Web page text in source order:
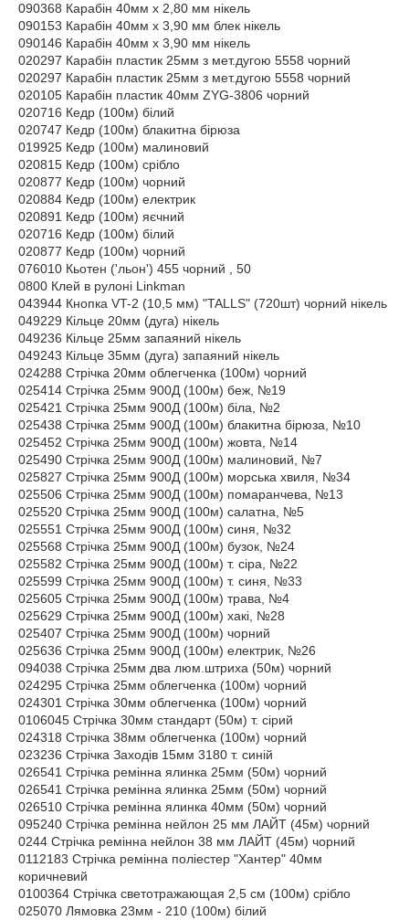
090368 Карабін 40мм х 2,80 мм нікель
090153 Карабін 40мм х 3,90 мм блек нікель
090146 Карабін 40мм х 3,90 мм нікель
020297 Карабін пластик 25мм з мет.дугою 5558 чорний
020297 Карабін пластик 25мм з мет.дугою 5558 чорний
020105 Карабін пластик 40мм ZYG-3806 чорний
020716 Кедр (100м) білий
020747 Кедр (100м) блакитна бірюза
019925 Кедр (100м) малиновий
020815 Кедр (100м) срібло
020877 Кедр (100м) чорний
020884 Кедр (100м) електрик
020891 Кедр (100м) яєчний
020716 Кедр (100м) білий
020877 Кедр (100м) чорний
076010 Кьотен ('льон') 455 чорний , 50
0800 Клей в рулоні Linkman
043944 Кнопка VT-2 (10,5 мм) "TALLS" (720шт) чорний нікель
049229 Кільце 20мм (дуга) нікель
049236 Кільце 25мм запаяний нікель
049243 Кільце 35мм (дуга) запаяний нікель
024288 Стрічка 20мм облегченка (100м) чорний
025414 Стрічка 25мм 900Д (100м) беж, №19
025421 Стрічка 25мм 900Д (100м) біла, №2
025438 Стрічка 25мм 900Д (100м) блакитна бірюза, №10
025452 Стрічка 25мм 900Д (100м) жовта, №14
025490 Стрічка 25мм 900Д (100м) малиновий, №7
025827 Стрічка 25мм 900Д (100м) морська хвиля, №34
025506 Стрічка 25мм 900Д (100м) помаранчева, №13
025520 Стрічка 25мм 900Д (100м) салатна, №5
025551 Стрічка 25мм 900Д (100м) синя, №32
025568 Стрічка 25мм 900Д (100м) бузок, №24
025582 Стрічка 25мм 900Д (100м) т. сіра, №22
025599 Стрічка 25мм 900Д (100м) т. синя, №33
025605 Стрічка 25мм 900Д (100м) трава, №4
025629 Стрічка 25мм 900Д (100м) хакі, №28
025407 Стрічка 25мм 900Д (100м) чорний
025636 Стрічка 25мм 900Д (100м) електрик, №26
094038 Стрічка 25мм два люм.штриха (50м) чорний
024295 Стрічка 25мм облегченка (100м) чорний
024301 Стрічка 30мм облегченка (100м) чорний
0106045 Стрічка 30мм стандарт (50м) т. сірий
024318 Стрічка 38мм облегченка (100м) чорний
023236 Стрічка Заходів 15мм 3180 т. синій
026541 Стрічка ремінна ялинка 25мм (50м) чорний
026541 Стрічка ремінна ялинка 25мм (50м) чорний
026510 Стрічка ремінна ялинка 40мм (50м) чорний
095240 Стрічка ремінна нейлон 25 мм ЛАЙТ (45м) чорний
0244 Стрічка ремінна нейлон 38 мм ЛАЙТ (45м) чорний
0112183 Стрічка ремінна поліестер "Хантер" 40мм
коричневий
0100364 Стрічка светотражающая 2,5 см (100м) срібло
025070 Лямовка 23мм - 210 (100м) білий